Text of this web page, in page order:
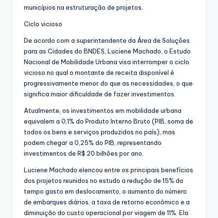
municípios na estruturação de projetos.
Ciclo vicioso
De acordo com a superintendente da Área de Soluções
para as Cidades do BNDES, Luciene Machado, o Estudo
Nacional de Mobilidade Urbana visa interromper o ciclo
vicioso no qual o montante de receita disponível é
progressivamente menor do que as necessidades, o que
significa maior dificuldade de fazer investimentos.
Atualmente, os investimentos em mobilidade urbana
equivalem a 0,1% do Produto Interno Bruto (PIB, soma de
todos os bens e serviços produzidos no país), mas
podem chegar a 0,25% do PIB, representando
investimentos de R$ 20 bilhões por ano.
Luciene Machado elencou entre os principais benefícios
dos projetos reunidos no estudo a redução de 15% do
tempo gasto em deslocamento, o aumento do número
de embarques diários, a taxa de retorno econômico e a
diminuição do custo operacional por viagem de 11%. Ela